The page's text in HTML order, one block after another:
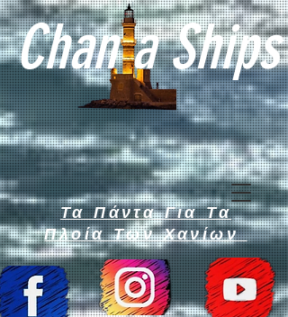
Chan a Ships
Τα Πάντα Για Τα
Πλοία Των Χανίων